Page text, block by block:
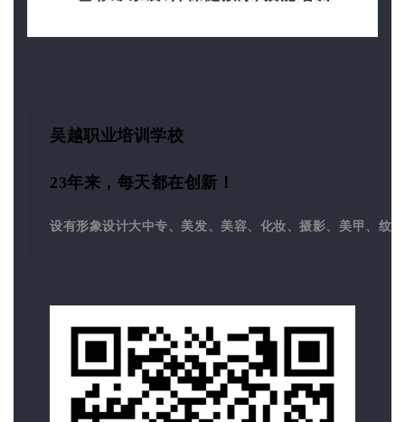
吴越职业培训学校
23年来，每天都在创新！
设有形象设计大中专、美发、美容、化妆、摄影、美甲、纹